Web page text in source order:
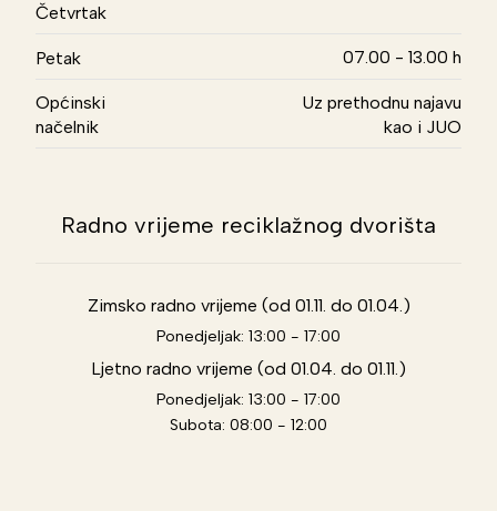
Četvrtak
Petak 07.00 - 13.00 h
Općinski
načelnik
Uz prethodnu najavu
kao i JUO
Radno vrijeme reciklažnog dvorišta
Zimsko radno vrijeme (od 01.11. do 01.04.)
Ponedjeljak: 13:00 - 17:00
Ljetno radno vrijeme (od 01.04. do 01.11.)
Ponedjeljak: 13:00 - 17:00
Subota: 08:00 - 12:00